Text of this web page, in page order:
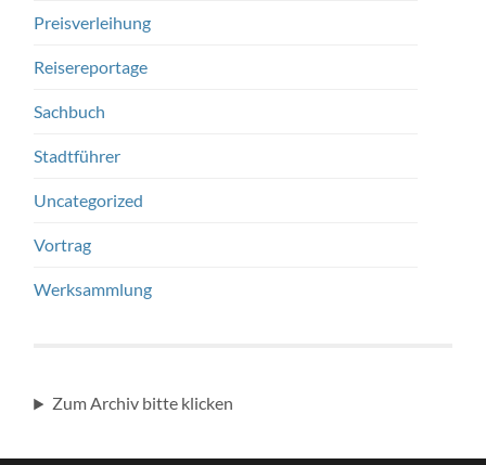
Preisverleihung
Reisereportage
Sachbuch
Stadtführer
Uncategorized
Vortrag
Werksammlung
Zum Archiv bitte klicken